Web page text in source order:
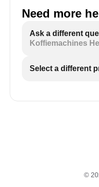
Need more
Ask a different
Koffiemachines
Select a different
©